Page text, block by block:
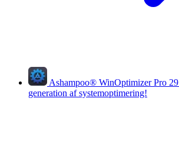
Ashampoo® WinOptimizer Pro 29
generation af systemoptimering!